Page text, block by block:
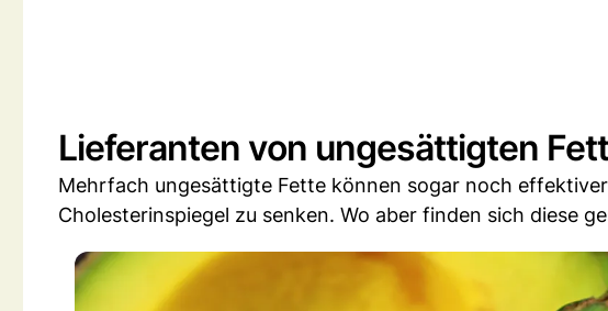
Lieferanten von ungesättigten
Mehrfach ungesättigte Fette können sogar noch
Cholesterinspiegel zu senken. Wo aber finden sich diese